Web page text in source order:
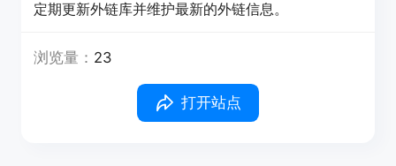
定期更新外链库并维护最新的外链信息。
浏览量： 23
打开站点